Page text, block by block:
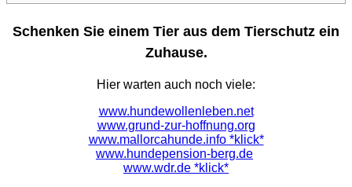
Schenken Sie einem Tier aus dem Tierschutz ein
Zuhause.
Hier warten auch noch viele:
www.hundewollenleben.net
www.grund-zur-hoffnung.org
www.mallorcahunde.info *klick*
www.hundepension-berg.de
www.wdr.de *klick*